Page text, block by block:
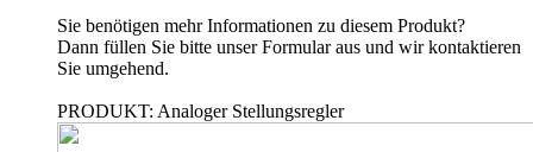
Sie benötigen mehr Informationen zu diesem Produkt?
Dann füllen Sie bitte unser Formular aus und wir kontaktieren
Sie umgehend.
PRODUKT: Analoger Stellungsregler